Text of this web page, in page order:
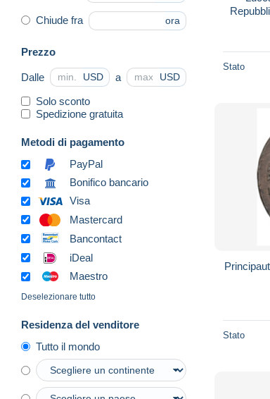
Chiude fra ora
Prezzo
Dalle USD a USD
Solo sconto
Spedizione gratuita
Metodi di pagamento
PayPal
Bonifico bancario
Visa
Mastercard
Bancontact
iDeal
Maestro
Deselezionare tutto
Residenza del venditore
Tutto il mondo
Stato
Stato